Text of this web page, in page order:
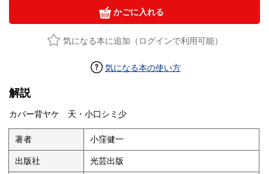
かごに入れる
気になる本に追加（ログインで利用可能）
気になる本の使い方
解説
カバー背ヤケ 天・小口シミ少
著者 小窪健一
出版社 光芸出版